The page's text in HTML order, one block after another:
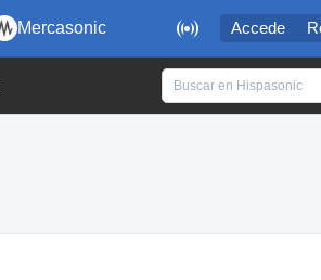
 Accede
Mercasonic